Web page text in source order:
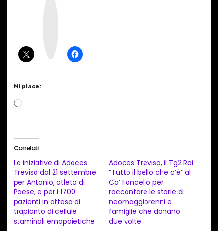
Mi piace:
C
a
m
e
n
t
Correlati
Le iniziative di Adoces
Treviso dal 21 settembre
per Antonio, atleta di
Paese, e per i 1700
pazienti in attesa di
trapianto di cellule
staminali emopoietiche
Adoces Treviso, il Tg2 Rai
“Tutto il bello che c’è” al
Ca’ Foncello per
raccontare le storie di
neomaggiorenni e
famiglie che donano
due volte